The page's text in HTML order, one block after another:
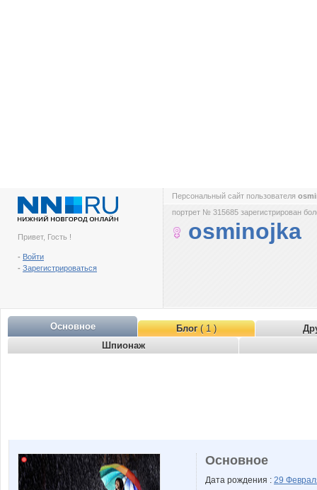
Привет, Гость !
- Войти
- Зарегистрироваться
Персональный сайт пользователя
портрет № 315685 зарегистрирован
osminojka
Основное Блог( 1 )
Шпионаж
Основное
Дата рождения : 29